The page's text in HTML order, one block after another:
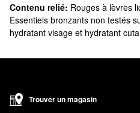
Contenu relié: Rouges à lèvres
Essentiels bronzants non testés
hydratant visage et hydratant
Trouver un magasin